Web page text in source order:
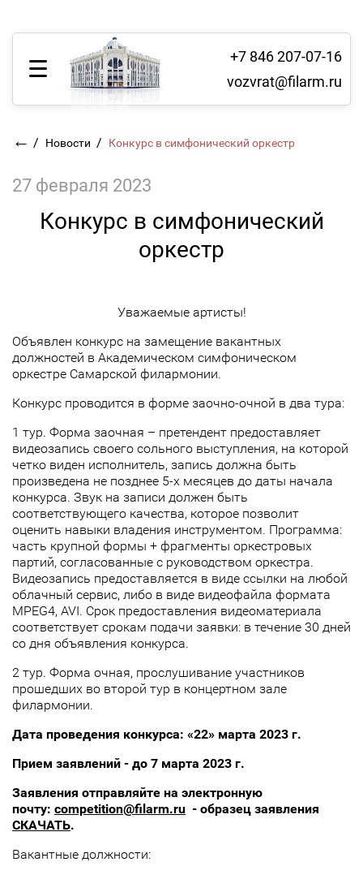
+7 846 207-07-16
vozvrat@filarm.ru
← / Новости / Конкурс в симфонический оркестр
27 февраля 2023
Конкурс в симфонический
оркестр
Уважаемые артисты!
Объявлен конкурс на замещение вакантных
должностей в Академическом симфоническом
оркестре Самарской филармонии.
Конкурс проводится в форме заочно-очной в два тура:
1 тур. Форма заочная – претендент предоставляет
видеозапись своего сольного выступления, на которой
четко виден исполнитель, запись должна быть
произведена не позднее 5-х месяцев до даты начала
конкурса. Звук на записи должен быть
соответствующего качества, которое позволит
оценить навыки владения инструментом. Программа:
часть крупной формы + фрагменты оркестровых
партий, согласованные с руководством оркестра.
Видеозапись предоставляется в виде ссылки на любой
облачный сервис, либо в виде видеофайла формата
MPEG4, AVI. Срок предоставления видеоматериала
соответствует срокам подачи заявки: в течение 30 дней
со дня объявления конкурса.
2 тур. Форма очная, прослушивание участников
прошедших во второй тур в концертном зале
филармонии.
Дата проведения конкурса: «22» марта 2023 г.
Прием заявлений - до 7 марта 2023 г.
Заявления отправляйте на электронную
почту: competition@filarm.ru - образец заявления
СКАЧАТЬ.
Вакантные должности: